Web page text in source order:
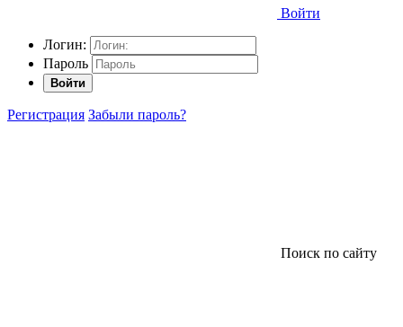
Войти
Логин:
Пароль
Войти
Регистрация Забыли пароль?
Поиск по сайту